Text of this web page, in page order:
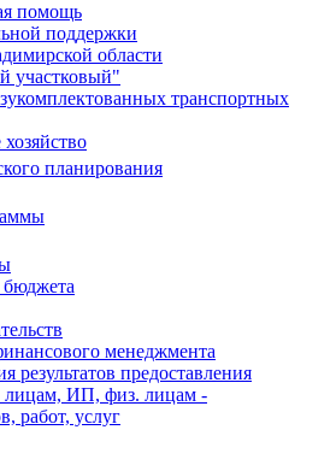
помощь
поддержки
области
участковый"
транспортных
планирования
менеджмента
предоставления
лицам, ИП, физ. лицам -
работ, услуг